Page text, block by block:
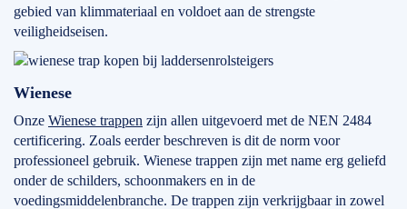
gebied van klimmateriaal en voldoet aan de strengste
veiligheidseisen.
Wienese
Onze Wienese trappen zijn allen uitgevoerd met de NEN 2484
certificering. Zoals eerder beschreven is dit de norm voor
professioneel gebruik. Wienese trappen zijn met name erg geliefd
onder de schilders, schoonmakers en in de
voedingsmiddelenbranche. De trappen zijn verkrijgbaar in zowel